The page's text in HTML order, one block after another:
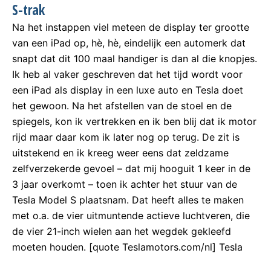
S-trak
Na het instappen viel meteen de display ter grootte
van een iPad op, hè, hè, eindelijk een automerk dat
snapt dat dit 100 maal handiger is dan al die knopjes.
Ik heb al vaker geschreven dat het tijd wordt voor
een iPad als display in een luxe auto en Tesla doet
het gewoon. Na het afstellen van de stoel en de
spiegels, kon ik vertrekken en ik ben blij dat ik motor
rijd maar daar kom ik later nog op terug. De zit is
uitstekend en ik kreeg weer eens dat zeldzame
zelfverzekerde gevoel – dat mij hooguit 1 keer in de
3 jaar overkomt – toen ik achter het stuur van de
Tesla Model S plaatsnam. Dat heeft alles te maken
met o.a. de vier uitmuntende actieve luchtveren, die
de vier 21-inch wielen aan het wegdek gekleefd
moeten houden. [quote Teslamotors.com/nl] Tesla